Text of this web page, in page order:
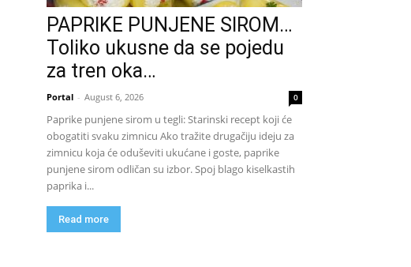
PAPRIKE PUNJENE SIROM…
Toliko ukusne da se pojedu
za tren oka…
Portal - August 6, 2026 0
Paprike punjene sirom u tegli: Starinski recept koji će
obogatiti svaku zimnicu Ako tražite drugačiju ideju za
zimnicu koja će oduševiti ukućane i goste, paprike
punjene sirom odličan su izbor. Spoj blago kiselkastih
paprika i...
Read more